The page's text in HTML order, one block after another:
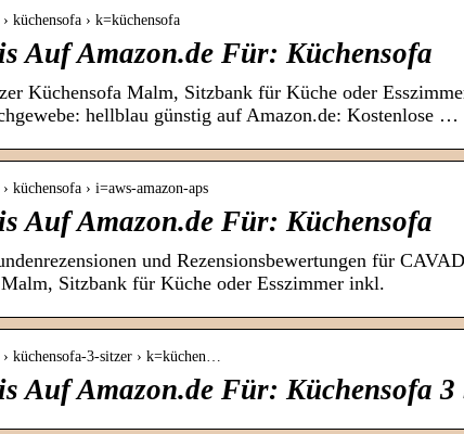
küchensofa › k=küchensofa
Auf Amazon.de Für: Küchensofa
Küchensofa Malm, Sitzbank für Küche oder
hellblau günstig auf Amazon.de: Kostenlose …
küchensofa › i=aws-amazon-aps
Auf Amazon.de Für: Küchensofa
und Rezensionsbewertungen für
Sitzbank für Küche oder Esszimmer inkl.
küchensofa-3-sitzer › k=küchen…
Auf Amazon.de Für: Küchensofa 3